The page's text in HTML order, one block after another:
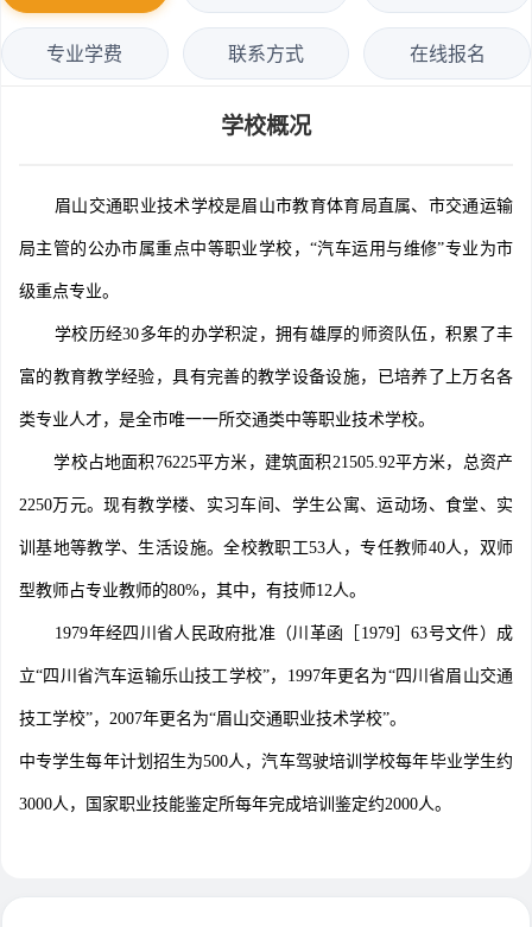
专业学费 联系方式 在线报名
学校概况
眉山交通职业技术学校是眉山市教育体育局直属、市交通运输
局主管的公办市属重点中等职业学校，“汽车运用与维修”专业为市
级重点专业。
学校历经30多年的办学积淀，拥有雄厚的师资队伍，积累了丰
富的教育教学经验，具有完善的教学设备设施，已培养了上万名各
类专业人才，是全市唯一一所交通类中等职业技术学校。
学校占地面积76225平方米，建筑面积21505.92平方米，总资产
2250万元。现有教学楼、实习车间、学生公寓、运动场、食堂、实
训基地等教学、生活设施。全校教职工53人，专任教师40人，双师
型教师占专业教师的80%，其中，有技师12人。
1979年经四川省人民政府批准（川革函［1979］63号文件）成
立“四川省汽车运输乐山技工学校”，1997年更名为“四川省眉山交通
技工学校”，2007年更名为“眉山交通职业技术学校”。
中专学生每年计划招生为500人，汽车驾驶培训学校每年毕业学生约
3000人，国家职业技能鉴定所每年完成培训鉴定约2000人。